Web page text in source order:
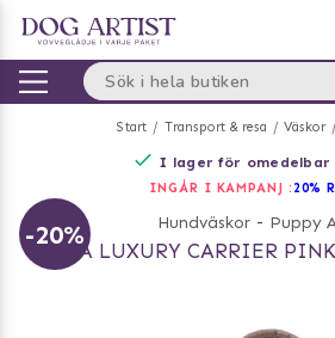
Start Transport & resa Väskor
I lager för omedelbar
INGÅR I KAMPANJ : 20%
-20% Hundväskor - Puppy
PA LUXURY CARRIER